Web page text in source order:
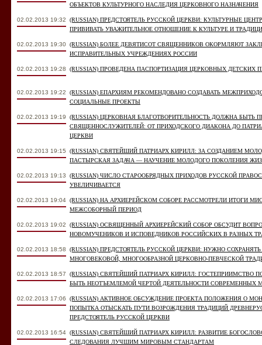
ОБЪЕКТОВ КУЛЬТУРНОГО НАСЛЕДИЯ ЦЕРКОВНОГО НАЗНАЧЕНИЯ
02.02.2013 19:32
(RUSSIAN) ПРЕДСТОЯТЕЛЬ РУССКОЙ ЦЕРКВИ: КУЛЬТУРНЫЕ
ПРИВИВАТЬ УВАЖИТЕЛЬНОЕ ОТНОШЕНИЕ К КУЛЬТУРЕ И
02.02.2013 19:30 (RUSSIAN) БОЛЕЕ ДЕВЯТИСОТ СВЯЩЕННИКОВ ОКОРМЛЯЮТ
ИСПРАВИТЕЛЬНЫХ УЧРЕЖДЕНИЯХ РОССИИ
02.02.2013 19:28 (RUSSIAN) ПРОВЕДЕНА ПАСПОРТИЗАЦИЯ ЦЕРКОВНЫХ ДЕТСКИХ
02.02.2013 19:22
(RUSSIAN) ЕПАРХИЯМ РЕКОМЕНДОВАНО СОЗДАВАТЬ
СОЦИАЛЬНЫЕ ПРОЕКТЫ
02.02.2013 19:19
(RUSSIAN) ЦЕРКОВНАЯ БЛАГОТВОРИТЕЛЬНОСТЬ ДОЛЖНА
СВЯЩЕННОСЛУЖИТЕЛЕЙ: ОТ ПРИХОДСКОГО ДИАКОНА ДО
ЦЕРКВИ
02.02.2013 19:15
(RUSSIAN) СВЯТЕЙШИЙ ПАТРИАРХ КИРИЛЛ: ЗА СОЗДАНИЕМ
ПАСТЫРСКАЯ ЗАДАЧА — НАУЧЕНИЕ МОЛОДОГО ПОКОЛЕНИЯ
02.02.2013 19:13
(RUSSIAN) ЧИСЛО СТАРООБРЯДНЫХ ПРИХОДОВ РУССКОЙ
УВЕЛИЧИВАЕТСЯ
02.02.2013 19:04 (RUSSIAN) НА АРХИЕРЕЙСКОМ СОБОРЕ РАССМОТРЕЛИ ИТОГИ
МЕЖСОБОРНЫЙ ПЕРИОД
02.02.2013 19:02
(RUSSIAN) ОСВЯЩЕННЫЙ АРХИЕРЕЙСКИЙ СОБОР ОБСУДИТ
НОВОМУЧЕНИКОВ И ИСПОВЕДНИКОВ РОССИЙСКИХ В РАЗНЫХ
02.02.2013 18:58
(RUSSIAN) ПРЕДСТОЯТЕЛЬ РУССКОЙ ЦЕРКВИ: НУЖНО
МНОГОВЕКОВОЙ, МНОГООБРАЗНОЙ ЦЕРКОВНО-ПЕВЧЕСКОЙ
02.02.2013 18:57
(RUSSIAN) СВЯТЕЙШИЙ ПАТРИАРХ КИРИЛЛ:
БЫТЬ НЕОТЪЕМЛЕМОЙ ЧЕРТОЙ ДЕЯТЕЛЬНОСТИ СОВРЕМЕННЫХ
02.02.2013 17:06
(RUSSIAN) АКТИВНОЕ ОБСУЖДЕНИЕ ПРОЕКТА ПОЛОЖЕНИЯ О
ПОПЫТКА ОТЫСКАТЬ ПУТИ ВОЗРОЖДЕНИЯ ТРАДИЦИЙ
ПРЕДСТОЯТЕЛЬ РУССКОЙ ЦЕРКВИ
02.02.2013 16:54 (RUSSIAN) СВЯТЕЙШИЙ ПАТРИАРХ КИРИЛЛ: РАЗВИТИЕ
СЛЕДОВАНИЯ ЛУЧШИМ МИРОВЫМ СТАНДАРТАМ